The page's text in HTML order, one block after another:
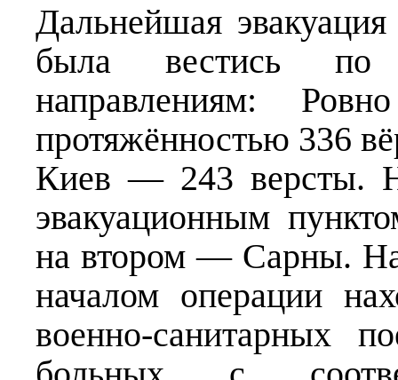
Дальнейшая
была вестись по
направлениям:
протяжённостью 336
Киев — 243 версты.
эвакуационным
на втором — Сарны.
началом операции
военно-санитарных